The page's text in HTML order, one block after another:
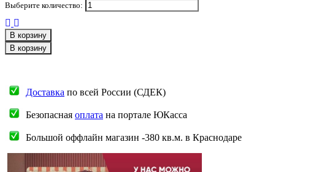
Выберите количество:
В корзину
В корзину
Доставка по всей России (СДЕК)
Безопасная оплата на портале ЮКасса
Большой оффлайн магазин -380 кв.м. в Краснодаре